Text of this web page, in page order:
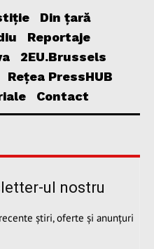
Din țară
Reportaje
2EU.Brussels
Rețea PressHUB
Contact
ul nostru
știri, oferte și anunțuri